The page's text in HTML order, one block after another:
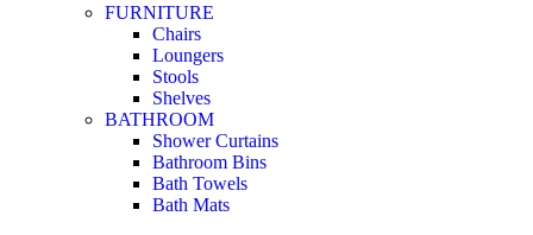
FURNITURE
Chairs
Loungers
Stools
Shelves
BATHROOM
Shower Curtains
Bathroom Bins
Bath Towels
Bath Mats